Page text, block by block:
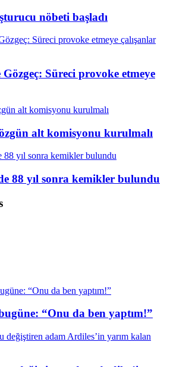
nöbeti başladı
Süreci provoke etmeye
alt komisyonu kurulmalı
88 yıl sonra kemikler bulundu
“Onu da ben yaptım!”